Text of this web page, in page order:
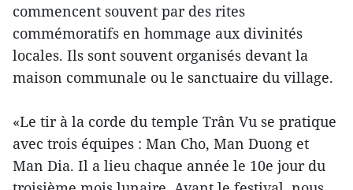
commencent souvent par des rites
commémoratifs en hommage aux divinités
locales. Ils sont souvent organisés devant la
maison communale ou le sanctuaire du village.
«Le tir à la corde du temple Trân Vu se pratique
avec trois équipes : Man Cho, Man Duong et
Man Dia. Il a lieu chaque année le 10e jour du